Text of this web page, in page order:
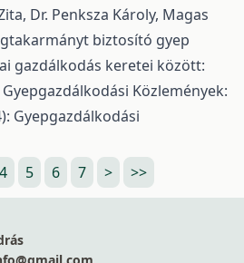
Dr. Penksza Károly, Magas
biztosító gyep
gazdálkodás keretei között:
Gyepgazdálkodási Közlemények:
Gyepgazdálkodási
4 5 6 7 > >>